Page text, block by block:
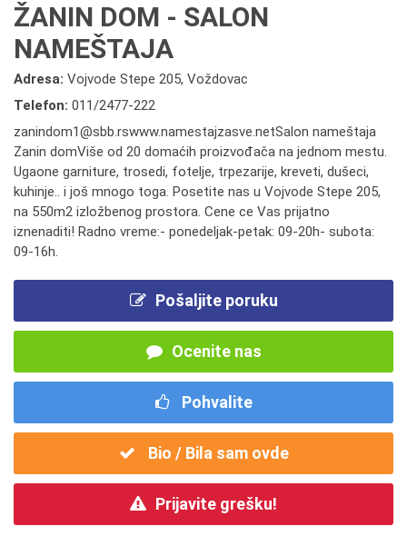
ŽANIN DOM - SALON
NAMEŠTAJA
Adresa: Vojvode Stepe 205, Voždovac
Telefon: 011/2477-222
zanindom1@sbb.rswww.namestajzasve.netSalon nameštaja
Zanin domViše od 20 domaćih proizvođača na jednom mestu.
Ugaone garniture, trosedi, fotelje, trpezarije, kreveti, dušeci,
kuhinje.. i još mnogo toga. Posetite nas u Vojvode Stepe 205,
na 550m2 izložbenog prostora. Cene ce Vas prijatno
iznenaditi! Radno vreme:- ponedeljak-petak: 09-20h- subota:
09-16h.
Pošaljite poruku
Ocenite nas
Pohvalite
Bio / Bila sam ovde
Prijavite grešku!